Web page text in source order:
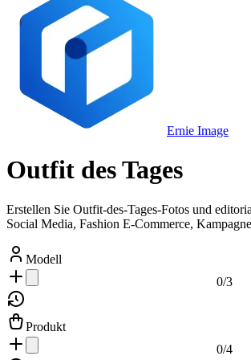
Ernie Image
Outfit des Tages
Erstellen Sie Outfit-des-Tages-Fotos und
Social Media, Fashion E-Commerce,
Modell
0/3
Produkt
0/4